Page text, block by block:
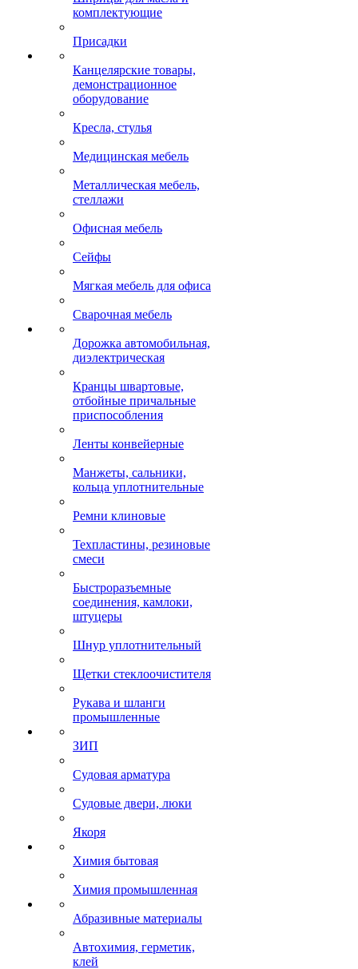
комплектующие
Присадки
Канцелярские товары,
демонстрационное
оборудование
Кресла, стулья
Медицинская мебель
Металлическая мебель,
стеллажи
Офисная мебель
Сейфы
Мягкая мебель для офиса
Сварочная мебель
Дорожка автомобильная,
диэлектрическая
Кранцы швартовые,
отбойные причальные
приспособления
Ленты конвейерные
Манжеты, сальники,
кольца уплотнительные
Ремни клиновые
Техпластины, резиновые
смеси
Быстроразъемные
соединения, камлоки,
штуцеры
Шнур уплотнительный
Щетки стеклоочистителя
Рукава и шланги
промышленные
ЗИП
Судовая арматура
Судовые двери, люки
Якоря
Химия бытовая
Химия промышленная
Абразивные материалы
Автохимия, герметик,
клей